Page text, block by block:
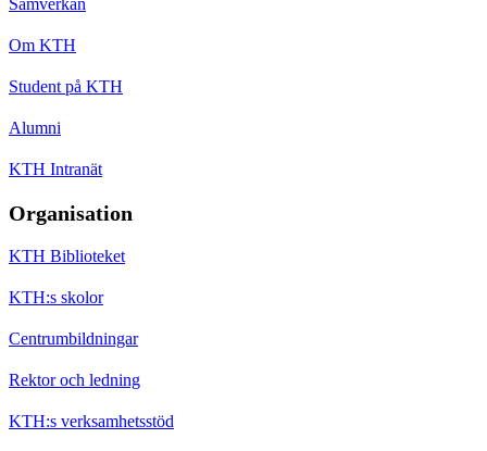
Om KTH
Student på KTH
Alumni
KTH Intranät
Organisation
KTH Biblioteket
KTH:s skolor
Centrumbildningar
Rektor och ledning
KTH:s verksamhetsstöd